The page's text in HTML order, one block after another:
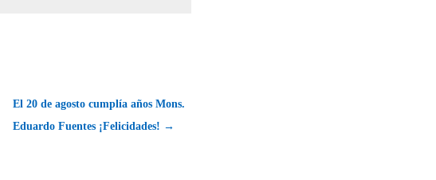
El 20 de agosto cumplía años Mons.
Eduardo Fuentes ¡Felicidades! →